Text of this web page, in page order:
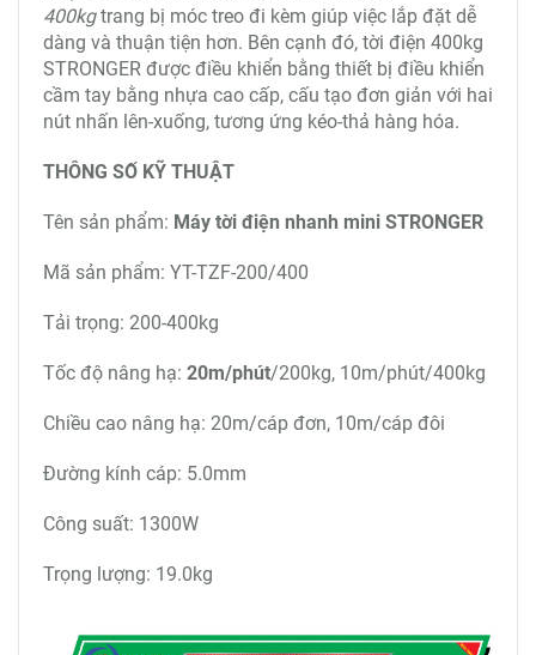
STRONGERcực kỳ thích hợp cho khách hàng có nhu
cầu sử dụng trong lĩnh vực xây dựng.
2. Thiết kế thông minh của tời nhanh mini 200-
400kg STRONGER
Tời tốc độ cao STRONGER có vỏ ngoài cao cấp chịu
va đập tốt, sơn phủ một lớp sơn tĩnh điện, có thể làm
việc trong mọi điều kiện môi trường, kể cả trong
cao. Dây cáp cao cấp, chắc chắn, được quấn gọn